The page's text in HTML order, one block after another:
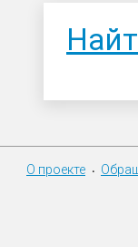
О проекте •